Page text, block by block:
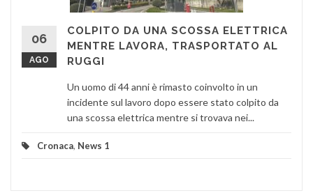
06
AGO
COLPITO DA UNA SCOSSA ELETTRICA
MENTRE LAVORA, TRASPORTATO AL
RUGGI
Un uomo di 44 anni è rimasto coinvolto in un
incidente sul lavoro dopo essere stato colpito da
una scossa elettrica mentre si trovava nei...
Cronaca, News 1